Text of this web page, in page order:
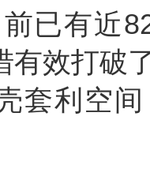
已有近
有效打破
套利空